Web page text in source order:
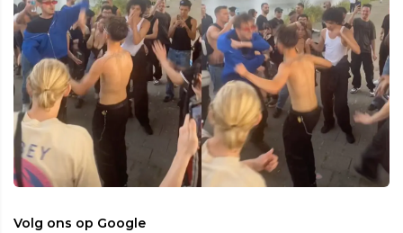
Volg ons op Google